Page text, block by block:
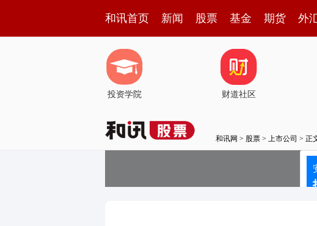
和讯首页 新闻 股票 基金 期货 外
投资学院 财道社区
和讯网 > 股票 > 上市公司 > 正